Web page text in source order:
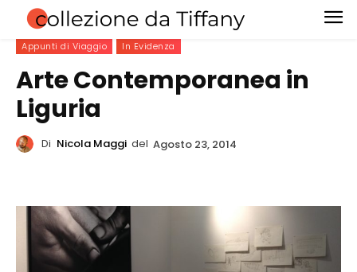
Appunti di Viaggio In Evidenza
Arte Contemporanea in
Liguria
Di Nicola Maggi del Agosto 23, 2014